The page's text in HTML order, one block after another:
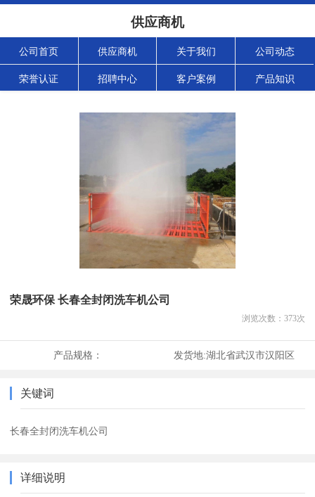
供应商机
公司首页 供应商机 关于我们 公司动态
荣誉认证 招聘中心 客户案例 产品知识
荣晟环保 长春全封闭洗车机公司
浏览次数： 373次
产品规格： 发货地:湖北省武汉市汉阳区
关键词
长春全封闭洗车机公司
详细说明